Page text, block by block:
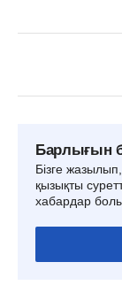
Барлығын
Бізге
қызықты
хабардар